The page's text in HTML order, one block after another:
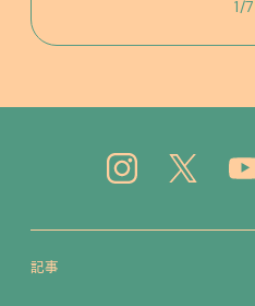
1/7
記事